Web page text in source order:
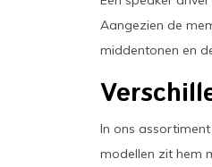
Aangezien de
middentonen en
In ons assortiment
modellen zit hem